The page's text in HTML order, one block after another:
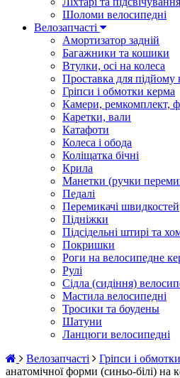
Шоломи велосипедні
Велозапчасті
Амортизатор задній
Багажники та кошики
Втулки, осі на колеса
Проставка для підйому
Гріпси і обмотки керма
Камери, ремкомплект,
Каретки, вали
Катафоти
Колеса і обода
Коліщатка бічні
Крила
Манетки (ручки
Педалі
Перемикачі швидкостей
Підніжки
Підсідельні штирі та
Покришки
Роги на велосипедне
Рулі
Сідла (сидіння)
Мастила велосипедні
Тросики та боудены
Шатуни
Ланцюги велосипедні
Велозапчасті
Гріпси і
анатомічної форми (синьо-білі) на